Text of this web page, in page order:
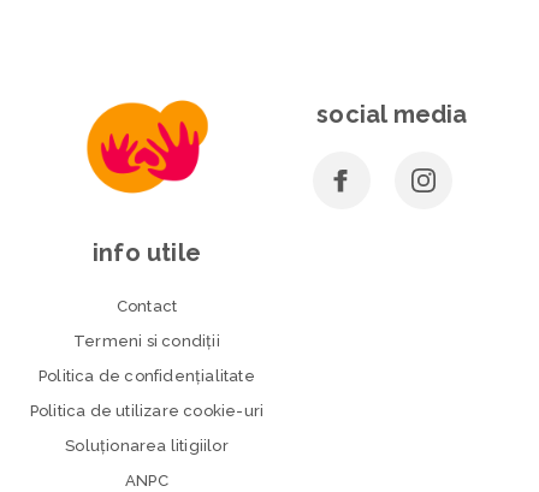
social media
info utile
Contact
Termeni si condiţii
Politica de confidenţialitate
Politica de utilizare cookie-uri
Soluționarea litigiilor
ANPC